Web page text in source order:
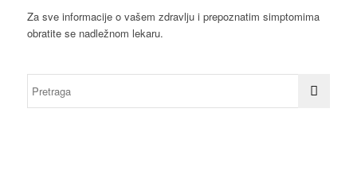
Za sve informacije o vašem zdravlju i prepoznatim simptomima
obratite se nadležnom lekaru.